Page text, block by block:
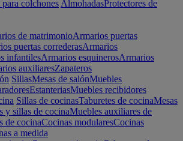
colchones AlmohadasProtectores de
de matrimonioArmarios puertas
puertas correderasArmarios
infantilesArmarios esquinerosArmarios
auxiliaresZapateros
SillasMesas de salónMuebles
EstanteriasMuebles recibidores
Sillas de cocinasTaburetes de cocinaMesas
y sillas de cocinaMuebles auxiliares de
de cocinaCocinas modularesCocinas
a medida